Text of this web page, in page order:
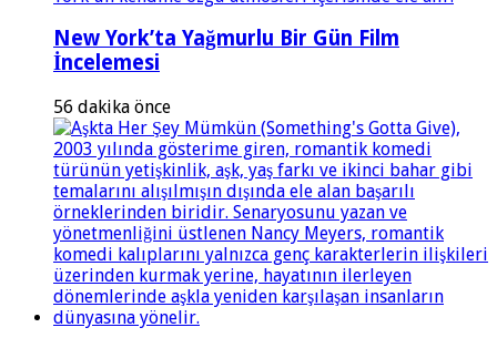
New York’ta Yağmurlu Bir Gün Film
İncelemesi
56 dakika önce